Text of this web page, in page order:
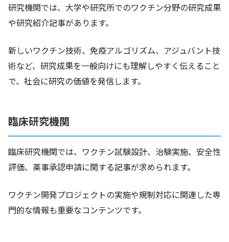
研究機関では、大学や研究所でのワクチン分野の研究成果
や研究紹介記事があります。
新しいワクチン技術、免疫アルゴリズム、アジュバント技
術など、研究成果を一般向けにも理解しやすく伝えること
で、社会に研究の価値を発信します。
臨床研究機関
臨床研究機関では、ワクチン試験設計、治験実施、安全性
評価、薬事承認申請に関する記事が求められます。
ワクチン開発プロジェクトの実施や規制対応に関連した専
門的な情報も重要なコンテンツです。